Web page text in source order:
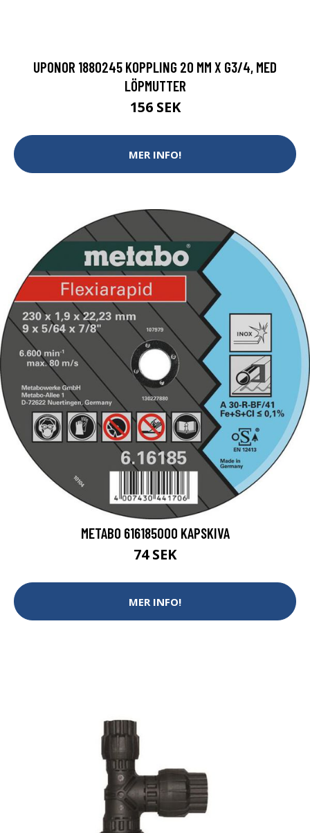
UPONOR 1880245 KOPPLING 20 MM X G3/4, MED
LÖPMUTTER
156 SEK
MER INFO!
METABO 616185000 KAPSKIVA
74 SEK
MER INFO!